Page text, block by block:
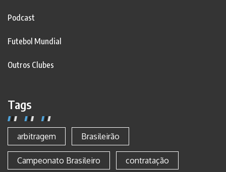
Podcast
Futebol Mundial
Outros Clubes
Tags
arbitragem Brasileirão
Campeonato Brasileiro contratação